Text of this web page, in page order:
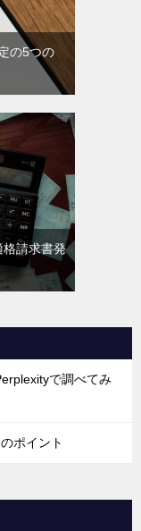
の5つの
格請求書発
で調べてみ
ポイント